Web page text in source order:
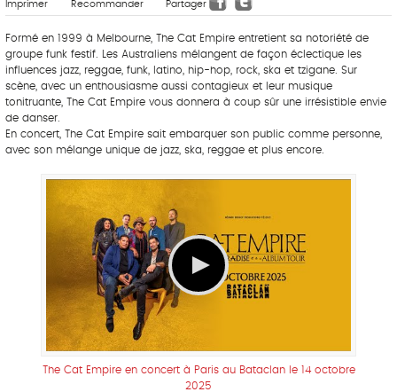
Imprimer Recommander Partager
Formé en 1999 à Melbourne, The Cat Empire entretient sa notoriété de
groupe funk festif. Les Australiens mélangent de façon éclectique les
influences jazz, reggae, funk, latino, hip-hop, rock, ska et tzigane. Sur
scène, avec un enthousiasme aussi contagieux et leur musique
tonitruante, The Cat Empire vous donnera à coup sûr une irrésistible envie
de danser.
En concert, The Cat Empire sait embarquer son public comme personne,
avec son mélange unique de jazz, ska, reggae et plus encore.
The Cat Empire en concert à Paris au Bataclan le 14 octobre
2025